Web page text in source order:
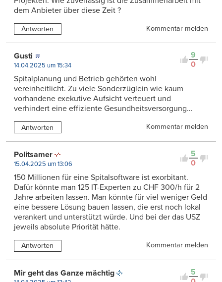
dem Anbieter über diese Zeit ?
Antworten Kommentar melden
9
0
Gusti
14.04.2025 um 15:34
Spitalplanung und Betrieb gehörten wohl
vereinheitlicht. Zu viele Sonderzüglein wie kaum
vorhandene exekutive Aufsicht verteuert und
verhindert eine effiziente Gesundheitsversorgung…
Antworten Kommentar melden
5
0
Politsamer
15.04.2025 um 13:06
150 Millionen für eine Spitalsoftware ist exorbitant.
Dafür könnte man 125 IT-Experten zu CHF 300/h für 2
Jahre arbeiten lassen. Man könnte für viel weniger Geld
eine bessere Lösung bauen lassen, die erst noch lokal
verankert und unterstützt würde. Und bei der das USZ
jeweils absolute Priorität hätte.
Antworten Kommentar melden
5
Mir geht das Ganze mächtig